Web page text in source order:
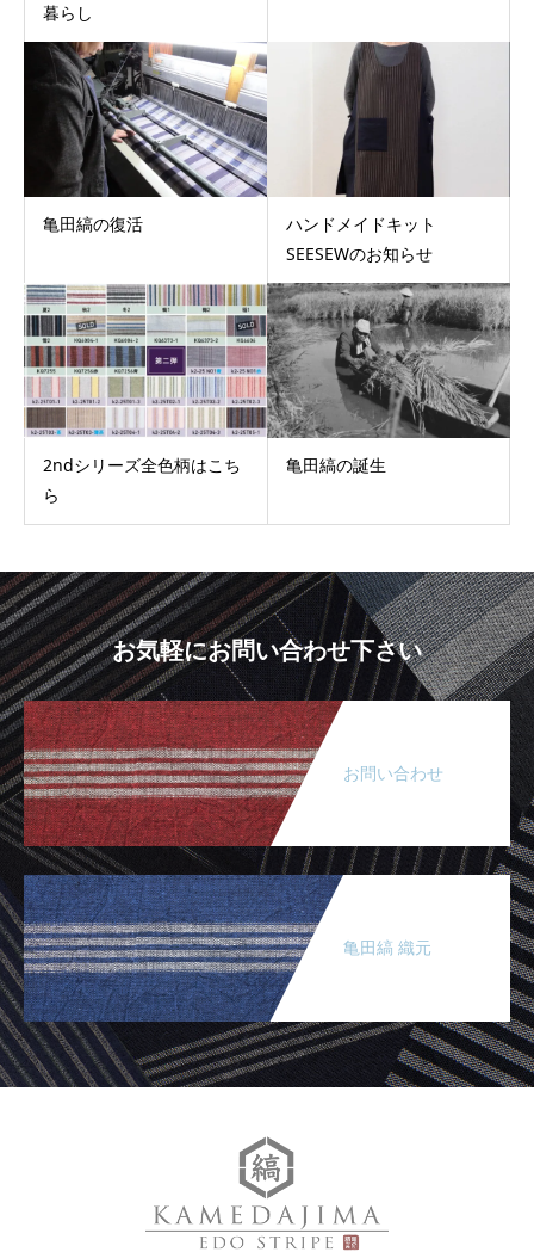
暮らし
亀田縞の復活
ハンドメイドキット
SEESEWのお知らせ
2ndシリーズ全色柄はこち
ら
亀田縞の誕生
お気軽にお問い合わせ下さい
お問い合わせ
亀田縞 織元